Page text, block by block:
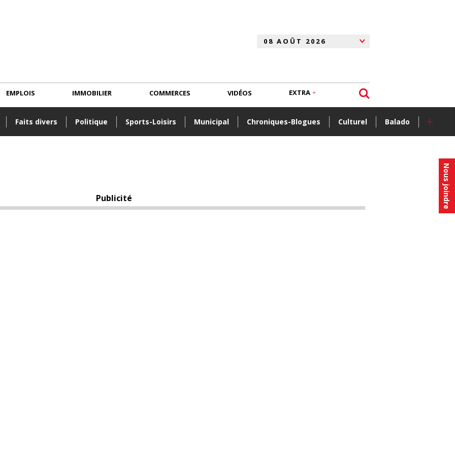
Nous joindre
Faits divers Politique Sports-Loisirs Municipal Chroniques-Blogues Culturel Balado +
EMPLOIS IMMOBILIER COMMERCES VIDÉOS EXTRA
Publicité